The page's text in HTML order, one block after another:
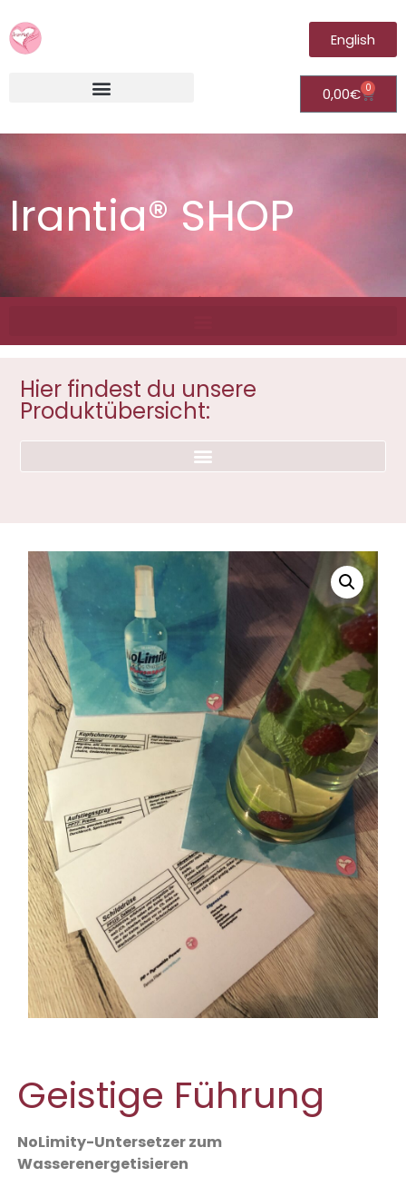
English
0,00€ 0
Irantia® SHOP
Hier findest du unsere
Produktübersicht:
Geistige Führung
NoLimity-Untersetzer zum
Wasserenergetisieren